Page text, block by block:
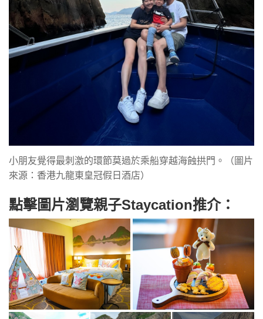
小朋友覺得最刺激的環節莫過於乘船穿越海蝕拱門。（圖片
來源：香港九龍東皇冠假日酒店）
點擊圖片瀏覽親子Staycation推介：